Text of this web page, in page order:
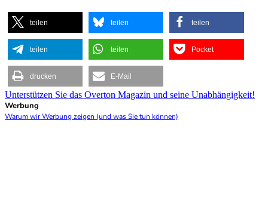
teilen teilen teilen
teilen teilen Pocket
drucken E-Mail
Unterstützen Sie das Overton Magazin und seine Unabhängigkeit!
Werbung
Warum wir Werbung zeigen (und was Sie tun können)